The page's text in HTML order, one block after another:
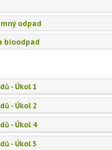
odpad
bioodpad
- Úkol 1
- Úkol 2
- Úkol 4
- Úkol 5